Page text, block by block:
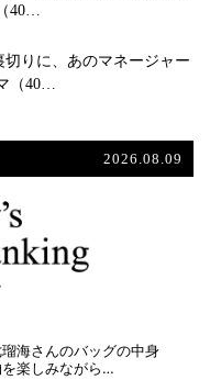
40…
りに、あのマネージャー
（40…
2026.08.09
海さんのバッグの中身
楽しみながら…